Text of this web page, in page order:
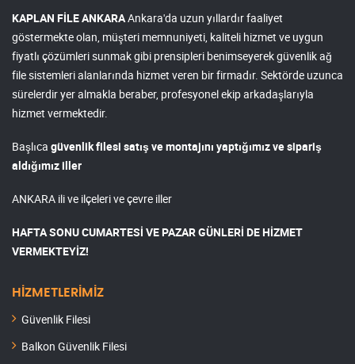
KAPLAN FİLE ANKARAAnkara'da uzun yıllardır faaliyet
göstermekte olan, müşteri memnuniyeti, kaliteli hizmet ve uygun
fiyatlı çözümleri sunmak gibi prensipleri benimseyerek güvenlik ağ
file sistemleri alanlarında hizmet veren bir firmadır. Sektörde uzunca
sürelerdir yer almakla beraber, profesyonel ekip arkadaşlarıyla
hizmet vermektedir.
Başlıca güvenlik filesi satış ve montajını yaptığımız ve sipariş
aldığımız iller
ANKARA ili ve ilçeleri ve çevre iller
HAFTA SONU CUMARTESİ VE PAZAR GÜNLERİ DE HİZMET
VERMEKTEYİZ!
HİZMETLERİMİZ
Güvenlik Filesi
Balkon Güvenlik Filesi